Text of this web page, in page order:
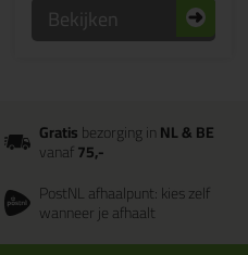
Bekijken
Gratisbezorging inNL & BE
vanaf75,-
PostNL afhaalpunt: kies zelf
wanneer je afhaalt